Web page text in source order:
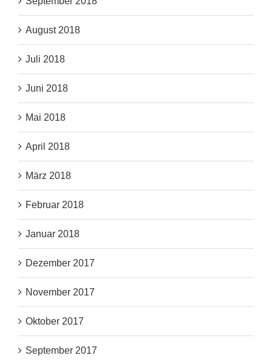
August 2018
Juli 2018
Juni 2018
Mai 2018
April 2018
März 2018
Februar 2018
Januar 2018
Dezember 2017
November 2017
Oktober 2017
September 2017